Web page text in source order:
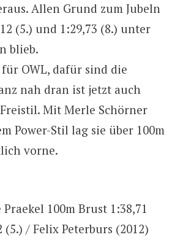
Allen Grund zum Jubeln
(5.) und 1:29,73 (8.) unter
blieb.
OWL, dafür sind die
nah dran ist jetzt auch
Mit Merle Schörner
Power-Stil lag sie über 100m
vorne.
100m Brust 1:38,71
/ Felix Peterburs (2012)